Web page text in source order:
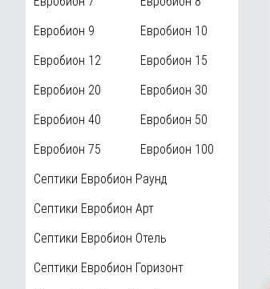
Евробион 9
Евробион 10
Евробион 12
Евробион 15
Евробион 20
Евробион 30
Евробион 40
Евробион 50
Евробион 75
Евробион 100
Септики Евробион Раунд
Септики Евробион Арт
Септики Евробион Отель
Септики Евробион Горизонт